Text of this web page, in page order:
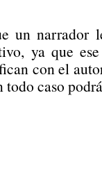
narrador
ya que
con el
todo caso